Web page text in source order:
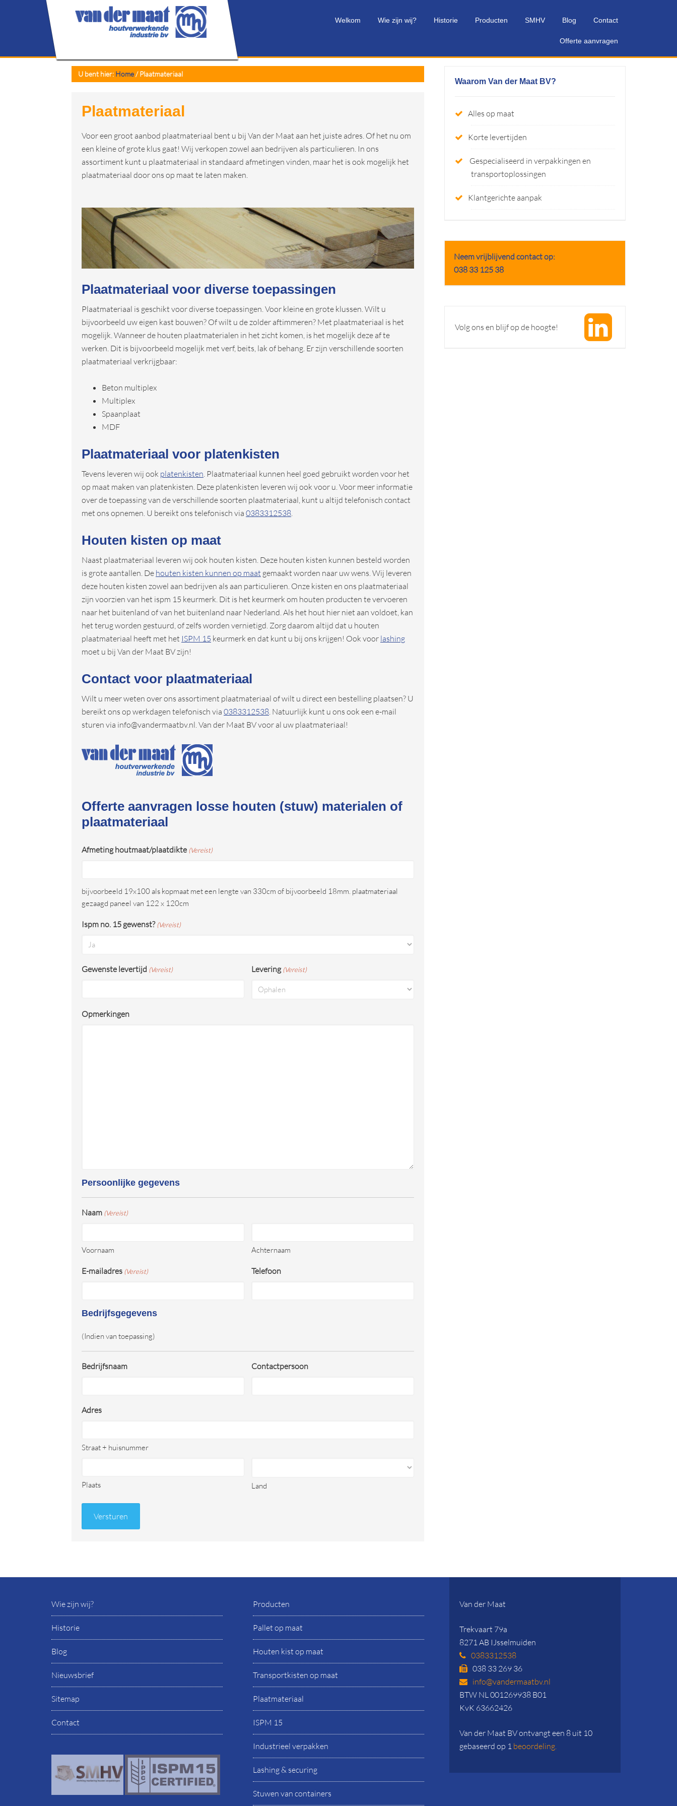
Welkom Wie zijn wij? Historie Producten SMHV Blog Contact
Offerte aanvragen
U bent hier: Home/Plaatmateriaal
Plaatmateriaal
Voor een groot aanbod plaatmateriaal bent u bij Van der Maat aan het juiste adres. Of het nu om
een kleine of grote klus gaat! Wij verkopen zowel aan bedrijven als particulieren. In ons
assortiment kunt u plaatmateriaal in standaard afmetingen vinden, maar het is ook mogelijk het
plaatmateriaal door ons op maat te laten maken.
Plaatmateriaal voor diverse toepassingen
Plaatmateriaal is geschikt voor diverse toepassingen. Voor kleine en grote klussen. Wilt u
bijvoorbeeld uw eigen kast bouwen? Of wilt u de zolder aftimmeren? Met plaatmateriaal is het
mogelijk. Wanneer de houten plaatmaterialen in het zicht komen, is het mogelijk deze af te
werken. Dit is bijvoorbeeld mogelijk met verf, beits, lak of behang. Er zijn verschillende soorten
plaatmateriaal verkrijgbaar:
Beton multiplex
Multiplex
Spaanplaat
MDF
Plaatmateriaal voor platenkisten
Tevens leveren wij ook platenkisten . Plaatmateriaal kunnen heel goed gebruikt worden voor het
op maat maken van platenkisten. Deze platenkisten leveren wij ook voor u. Voor meer informatie
over de toepassing van de verschillende soorten plaatmateriaal, kunt u altijd telefonisch contact
met ons opnemen. U bereikt ons telefonisch via 0383312538
Houten kisten op maat
Naast plaatmateriaal leveren wij ook houten kisten. Deze houten kisten kunnen besteld worden
is grote aantallen. De houten kisten kunnen op maat gemaakt worden naar uw wens. Wij leveren
deze houten kisten zowel aan bedrijven als aan particulieren. Onze kisten en ons plaatmateriaal
zijn voorzien van het ispm 15 keurmerk. Dit is het keurmerk om houten producten te vervoeren
naar het buitenland of van het buitenland naar Nederland. Als het hout hier niet aan voldoet, kan
het terug worden gestuurd, of zelfs worden vernietigd. Zorg daarom altijd dat u houten
plaatmateriaal heeft met het ISPM 15 keurmerk en dat kunt u bij ons krijgen! Ook voor lashing
moet u bij Van der Maat BV zijn!
Contact voor plaatmateriaal
Wilt u meer weten over ons assortiment plaatmateriaal of wilt u direct een bestelling plaatsen? U
bereikt ons op werkdagen telefonisch via 0383312538 . Natuurlijk kunt u ons ook een e-mail
sturen via info@vandermaatbv.nl. Van der Maat BV voor al uw plaatmateriaal!
Offerte aanvragen losse houten (stuw) materialen of
plaatmateriaal
Afmeting houtmaat/plaatdikte (Vereist)
bijvoorbeeld 19x100 als kopmaat met een lengte van 330cm of bijvoorbeeld 18mm. plaatmateriaal
gezaagd paneel van 122 x 120cm
Ispm no. 15 gewenst? (Vereist)
Gewenste levertijd (Vereist) Levering (Vereist)
Opmerkingen
Persoonlijke gegevens
Naam (Vereist)
Voornaam Achternaam
E-mailadres (Vereist) Telefoon
Bedrijfsgegevens
(Indien van toepassing)
Bedrijfsnaam Contactpersoon
Adres
Straat + huisnummer
Plaats Land
Waarom Van der Maat BV?
Alles op maat
Korte levertijden
Gespecialiseerd in verpakkingen en
transportoplossingen
Klantgerichte aanpak
Neem vrijblijvend contact op:
038 33 125 38
Volg ons en blijf op de hoogte!
Wie zijn wij?
Historie
Blog
Nieuwsbrief
Sitemap
Contact
Producten
Pallet op maat
Houten kist op maat
Transportkisten op maat
Plaatmateriaal
ISPM 15
Industrieel verpakken
Lashing & securing
Stuwen van containers
Van der Maat
Trekvaart 79a
8271 AB IJsselmuiden
0383312538
038 33 269 36
info@vandermaatbv.nl
BTW NL 001269938 B01
KvK 63662426
Van der Maat BV ontvangt een 8 uit 10
gebaseerd op 1 beoordeling.